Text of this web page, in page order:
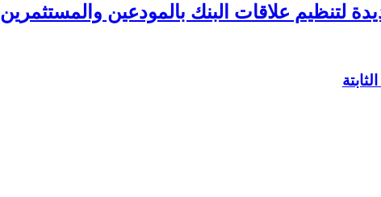
لتنظيم علاقات البنك بالمودعين والمستثمرين‏